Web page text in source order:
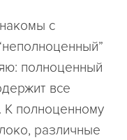
с
полноценный
все
полноценному
различные